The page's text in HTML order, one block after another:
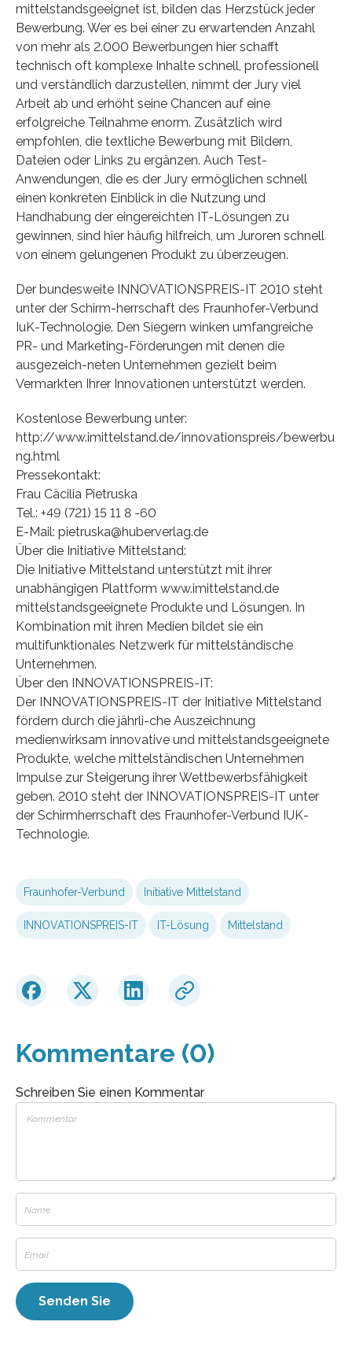
mittelstandsgeeignet ist, bilden das Herzstück jeder
Bewerbung. Wer es bei einer zu erwartenden Anzahl
von mehr als 2.000 Bewerbungen hier schafft
technisch oft komplexe Inhalte schnell, professionell
und verständlich darzustellen, nimmt der Jury viel
Arbeit ab und erhöht seine Chancen auf eine
erfolgreiche Teilnahme enorm. Zusätzlich wird
empfohlen, die textliche Bewerbung mit Bildern,
Dateien oder Links zu ergänzen. Auch Test-
Anwendungen, die es der Jury ermöglichen schnell
einen konkreten Einblick in die Nutzung und
Handhabung der eingereichten IT-Lösungen zu
gewinnen, sind hier häufig hilfreich, um Juroren schnell
von einem gelungenen Produkt zu überzeugen.
Der bundesweite INNOVATIONSPREIS-IT 2010 steht
unter der Schirm-herrschaft des Fraunhofer-Verbund
IuK-Technologie. Den Siegern winken umfangreiche
PR- und Marketing-Förderungen mit denen die
ausgezeich-neten Unternehmen gezielt beim
Vermarkten Ihrer Innovationen unterstützt werden.
Kostenlose Bewerbung unter:
http://www.imittelstand.de/innovationspreis/bewerbu
ng.html
Pressekontakt:
Frau Cäcilia Pietruska
Tel.: +49 (721) 15 11 8 -60
E-Mail: pietruska@huberverlag.de
Über die Initiative Mittelstand:
Die Initiative Mittelstand unterstützt mit ihrer
unabhängigen Plattform www.imittelstand.de
mittelstandsgeeignete Produkte und Lösungen. In
Kombination mit ihren Medien bildet sie ein
multifunktionales Netzwerk für mittelständische
Unternehmen.
Über den INNOVATIONSPREIS-IT:
Der INNOVATIONSPREIS-IT der Initiative Mittelstand
fördern durch die jährli-che Auszeichnung
medienwirksam innovative und mittelstandsgeeignete
Produkte, welche mittelständischen Unternehmen
Impulse zur Steigerung ihrer Wettbewerbsfähigkeit
geben. 2010 steht der INNOVATIONSPREIS-IT unter
der Schirmherrschaft des Fraunhofer-Verbund IUK-
Technologie.
Fraunhofer-Verbund Initiative Mittelstand
INNOVATIONSPREIS-IT IT-Lösung Mittelstand
Kommentare (0)
Schreiben Sie einen Kommentar